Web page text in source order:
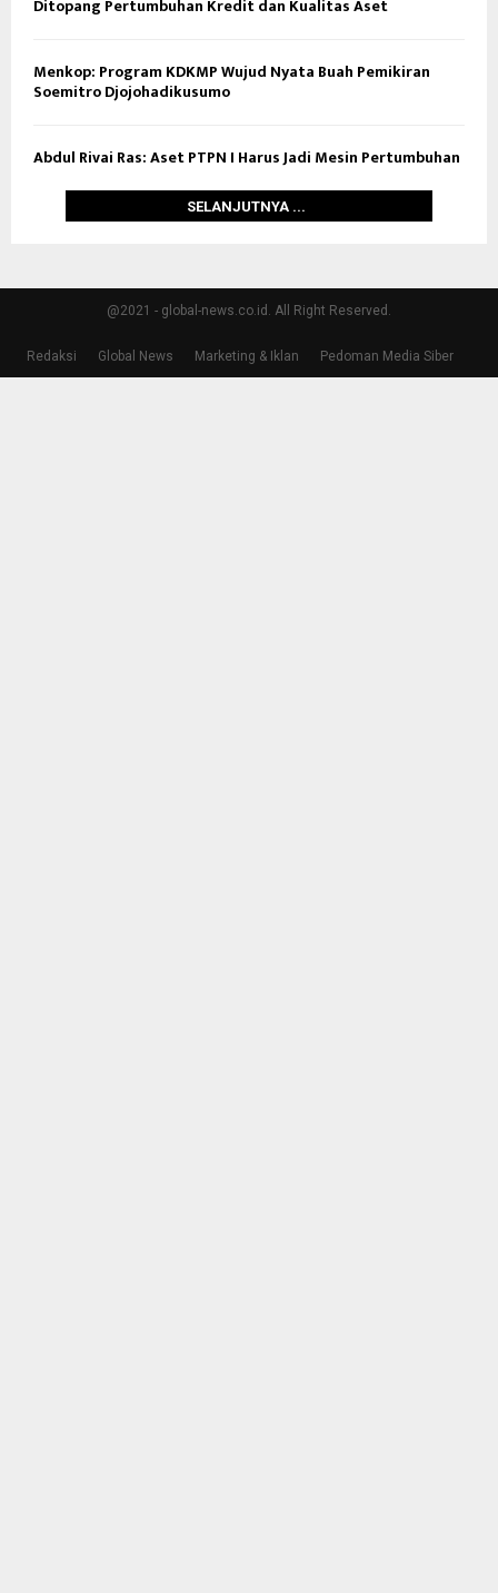
Ditopang Pertumbuhan Kredit dan Kualitas Aset
Menkop: Program KDKMP Wujud Nyata Buah Pemikiran
Soemitro Djojohadikusumo
Abdul Rivai Ras: Aset PTPN I Harus Jadi Mesin Pertumbuhan
SELANJUTNYA ...
@2021 - global-news.co.id. All Right Reserved.
Redaksi Global News Marketing & Iklan Pedoman Media Siber